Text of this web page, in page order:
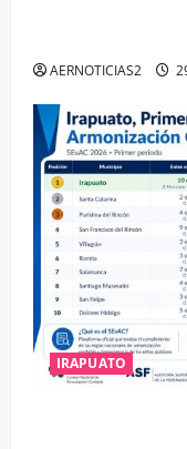
AERNOTICIAS2
IRAPUATO